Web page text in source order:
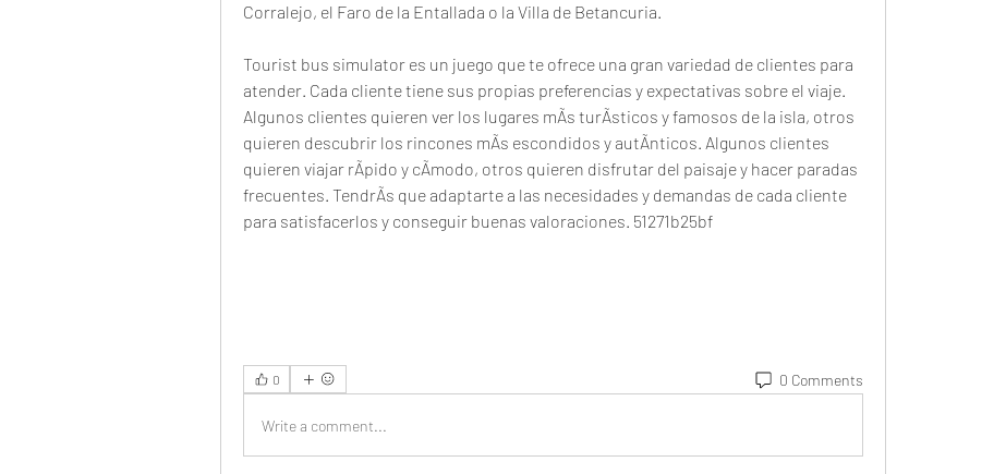
Corralejo, el Faro de la Entallada o la Villa de Betancuria.
Tourist bus simulator es un juego que te ofrece una gran variedad de clientes para
atender. Cada cliente tiene sus propias preferencias y expectativas sobre el viaje.
Algunos clientes quieren ver los lugares mÃs turÃsticos y famosos de la isla, otros
quieren descubrir los rincones mÃs escondidos y autÃnticos. Algunos clientes
quieren viajar rÃpido y cÃmodo, otros quieren disfrutar del paisaje y hacer paradas
frecuentes. TendrÃs que adaptarte a las necesidades y demandas de cada cliente
para satisfacerlos y conseguir buenas valoraciones. 51271b25bf
0 0 Comments
Write a comment...